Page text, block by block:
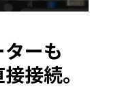
ーも
接続。